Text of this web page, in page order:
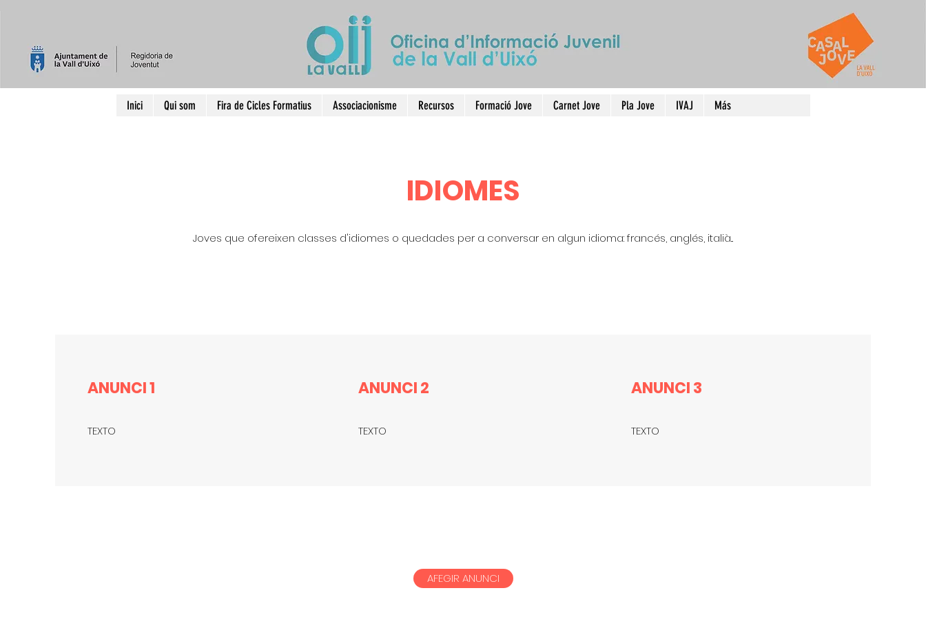
Inici Qui som Fira de Cicles Formatius Associacionisme Recursos Formació Jove Carnet Jove Pla Jove IVAJ Más
IDIOMES
Joves que ofereixen classes d'idiomes o quedades per a conversar en algun idioma: francés, anglés, italià...
ANUNCI 1
TEXTO
ANUNCI 2
TEXTO
ANUNCI 3
TEXTO
AFEGIR ANUNCI